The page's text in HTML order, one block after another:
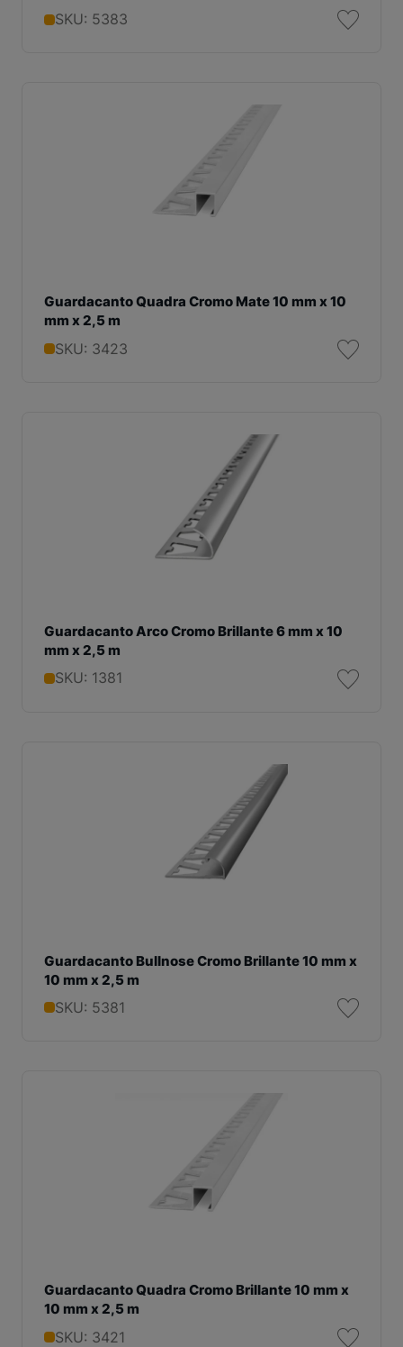
SKU: 5383
Guardacanto Quadra Cromo Mate 10 mm x 10
mm x 2,5 m
SKU: 3423
Guardacanto Arco Cromo Brillante 6 mm x 10
mm x 2,5 m
SKU: 1381
Guardacanto Bullnose Cromo Brillante 10 mm x
10 mm x 2,5 m
SKU: 5381
Guardacanto Quadra Cromo Brillante 10 mm x
10 mm x 2,5 m
SKU: 3421